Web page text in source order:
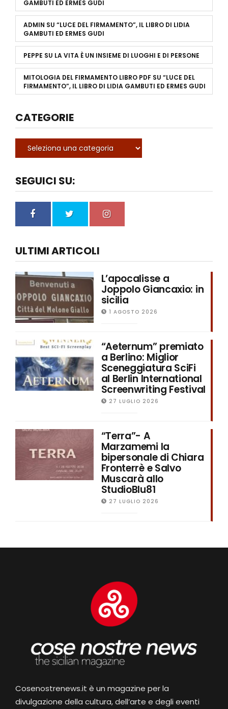
GAMBUTI ED ERMES GUDI
ADMIN SU “LUCE DEL FIRMAMENTO”, IL LIBRO DI LIDIA
GAMBUTI ED ERMES GUDI
PEPPE SU LA VITA È UN INSIEME DI LUOGHI E DI PERSONE
MITOLOGIA DEL FIRMAMENTO LIBRO PDF SU “LUCE DEL
FIRMAMENTO”, IL LIBRO DI LIDIA GAMBUTI ED ERMES GUDI
CATEGORIE
SEGUICI SU:
ULTIMI ARTICOLI
L’apocalisse a
Joppolo Giancaxio: in
sicilia
1 AGOSTO 2026
“Aeternum” premiato
a Berlino: Miglior
Sceneggiatura SciFi
al Berlin International
Screenwriting Festival
27 LUGLIO 2026
“Terra”- A
Marzamemi la
bipersonale di Chiara
Fronterrè e Salvo
Muscarà allo
StudioBlu81
27 LUGLIO 2026
Cosenostrenews.it è un magazine per la
divulgazione della cultura, dell’arte e degli eventi